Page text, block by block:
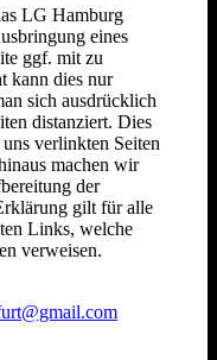
LG Hamburg
eines
ggf. mit zu
kann dies nur
sich ausdrücklich
distanziert. Dies
verlinkten Seiten
machen wir
der
gilt für alle
Links, welche
verweisen.